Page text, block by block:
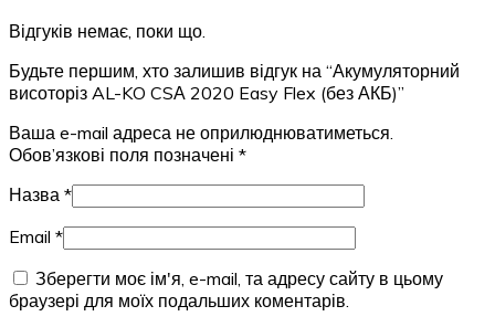
Відгуків немає, поки що.
Будьте першим, хто залишив відгук на “Акумуляторний
висоторіз AL-KO CSА 2020 Easy Flex (без АКБ)”
Ваша e-mail адреса не оприлюднюватиметься.
Обов’язкові поля позначені *
Назва *
Email *
Зберегти моє ім'я, e-mail, та адресу сайту в цьому
браузері для моїх подальших коментарів.